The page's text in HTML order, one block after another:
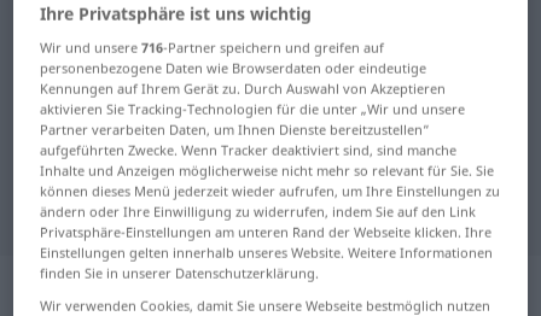
Deutsch-Portugiesisch Wörterbuch
Deutsch-Portugiesisch
Übersetzung für "nachahmen"
"nachahmen" Portugiesisch
Übersetzung
„nachahmen“
Ihre Privatsphäre ist uns wichtig
Wir und unsere716-Partner speichern und greifen auf
personenbezogene Daten wie Browserdaten oder eindeutige
Kennungen auf Ihrem Gerät zu. Durch Auswahl von Akzeptieren
aktivieren Sie Tracking-Technologien für die unter „Wir und unsere
Partner verarbeiten Daten, um Ihnen Dienste bereitzustellen“
aufgeführten Zwecke. Wenn Tracker deaktiviert sind, sind manche
Inhalte und Anzeigen möglicherweise nicht mehr so relevant für Sie. Sie
können dieses Menü jederzeit wieder aufrufen, um Ihre Einstellungen zu
ändern oder Ihre Einwilligung zu widerrufen, indem Sie auf den Link
Privatsphäre-Einstellungen am unteren Rand der Webseite klicken. Ihre
Einstellungen gelten innerhalb unseres Website. Weitere Informationen
finden Sie in unserer Datenschutzerklärung.
Wir verwenden Cookies, damit Sie unsere Webseite bestmöglich nutzen